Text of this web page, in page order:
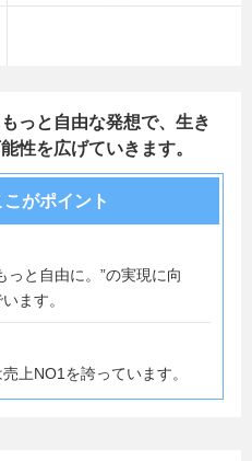
っと自由な発想で、生き
性を広げていきます。
がポイント
っと自由に。”の実現に向
ます。
上NO1を誇っています。